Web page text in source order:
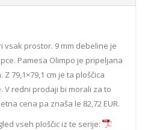
vsak prostor. 9 mm debeline je
Pamesa Olimpo je pripeljana
79,1×79,1 cm je ta ploščica
V redni prodaji bi morali za to
cena pa znaša le 82,72 EUR.
vseh ploščic iz te serije: